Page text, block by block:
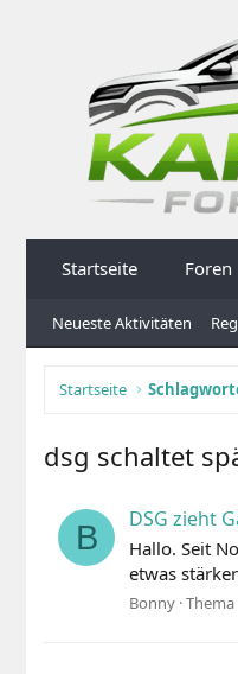
Startseite Foren
Neueste Aktivitäten
Startseite
dsg schaltet
B DSG zieht
Hallo. Seit
etwas
Bonny Thema